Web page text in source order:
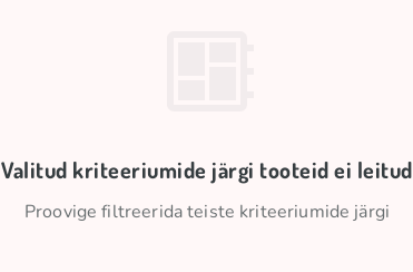
Valitud kriteeriumide järgi tooteid ei leitud
Proovige filtreerida teiste kriteeriumide järgi